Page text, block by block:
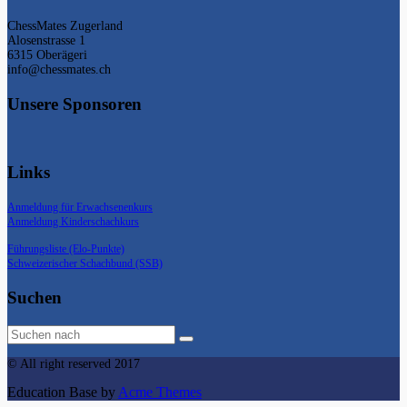
ChessMates Zugerland
Alosenstrasse 1
6315 Oberägeri
info@chessmates.ch
Unsere Sponsoren
Links
Anmeldung für Erwachsenenkurs
Anmeldung Kinderschachkurs
Führungsliste (Elo-Punkte)
Schweizerischer Schachbund (SSB)
Suchen
© All right reserved 2017
Education Base by Acme Themes